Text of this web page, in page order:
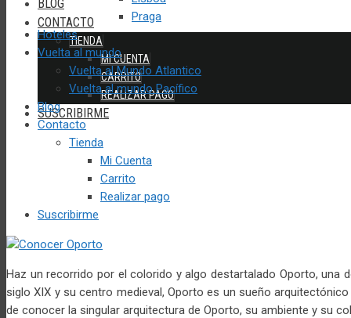
BLOG
CONTACTO
TIENDA
MI CUENTA
CARRITO
REALIZAR PAGO
SUSCRIBIRME
Praga
Hoteles
Vuelta al mundo
Vuelta al Mundo Atlantico
Vuelta al mundo Pacífico
Blog
Contacto
Tienda
Mi Cuenta
Carrito
Realizar pago
Suscribirme
Haz un recorrido por el colorido y algo destartalado Oporto, una
siglo XIX y su centro medieval, Oporto es un sueño
de conocer la singular arquitectura de Oporto, su ambiente y su